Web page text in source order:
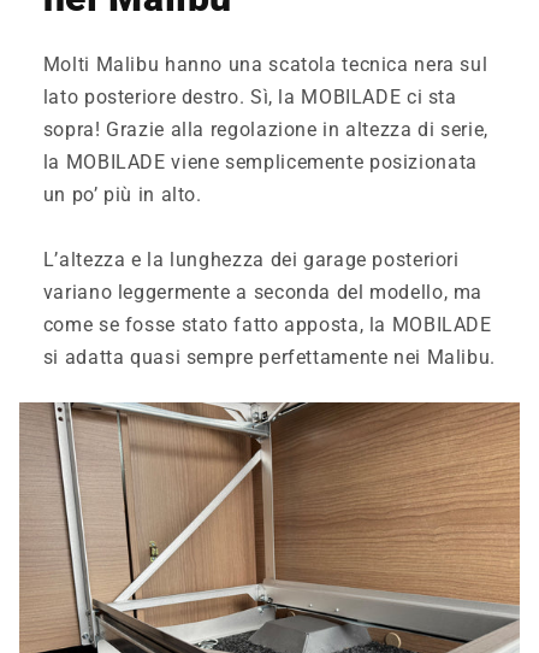
Molti Malibu hanno una scatola tecnica nera sul
lato posteriore destro. Sì, la MOBILADE ci sta
sopra! Grazie alla regolazione in altezza di serie,
la MOBILADE viene semplicemente posizionata
un po’ più in alto.
L’altezza e la lunghezza dei garage posteriori
variano leggermente a seconda del modello, ma
come se fosse stato fatto apposta, la MOBILADE
si adatta quasi sempre perfettamente nei Malibu.